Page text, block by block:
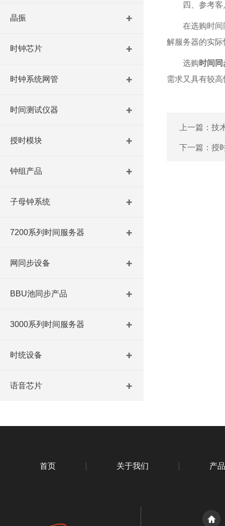
晶振
时钟芯片
时钟系统网管
时间测试仪器
授时模块
钟组产品
子母钟系统
7200系列时间服务器
网同步设备
BBU池同步产品
3000系列时间服务器
时统设备
语音芯片
四、参考
在选购时
解服务器的实
选购 时间
需求又具有较
上一篇： 技
下一篇： 授
首页 关于我们 产